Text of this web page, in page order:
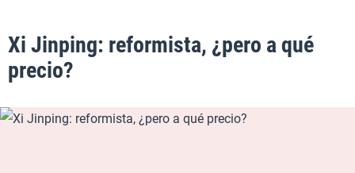
Xi Jinping: reformista, ¿pero a qué
precio?